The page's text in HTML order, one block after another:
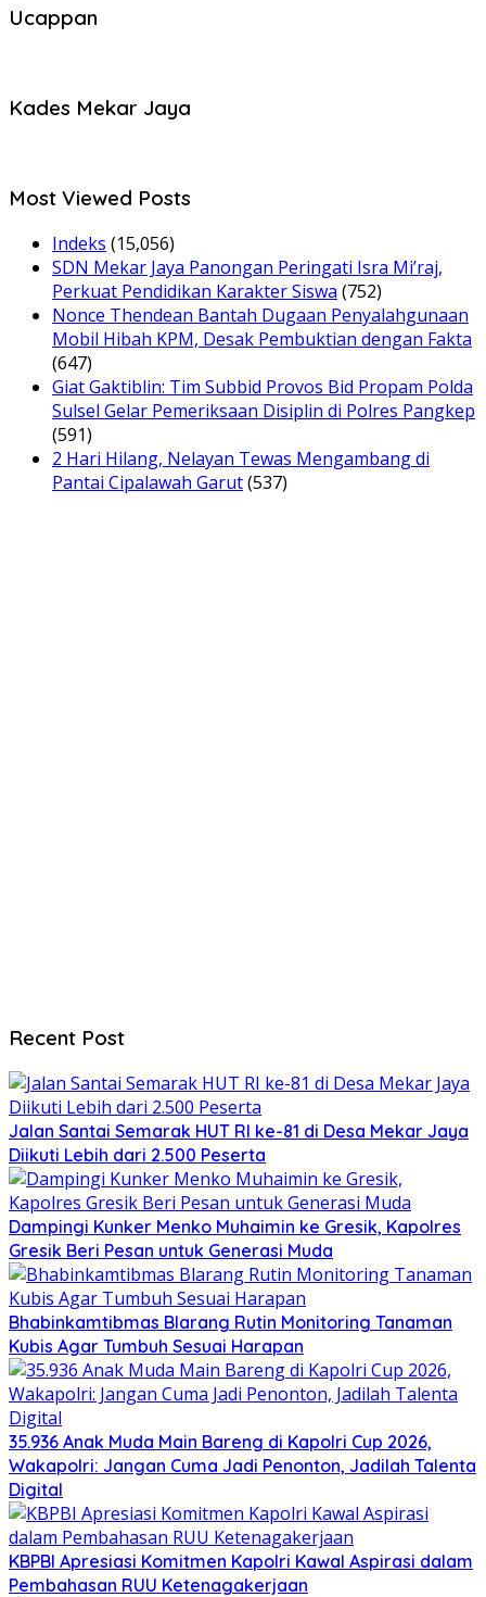
Ucappan
Kades Mekar Jaya
Most Viewed Posts
Indeks (15,056)
SDN Mekar Jaya Panongan Peringati Isra Mi’raj,
Perkuat Pendidikan Karakter Siswa (752)
Nonce Thendean Bantah Dugaan Penyalahgunaan
Mobil Hibah KPM, Desak Pembuktian dengan Fakta
(647)
Giat Gaktiblin: Tim Subbid Provos Bid Propam Polda
Sulsel Gelar Pemeriksaan Disiplin di Polres Pangkep
(591)
2 Hari Hilang, Nelayan Tewas Mengambang di
Pantai Cipalawah Garut(537)
Recent Post
Jalan Santai Semarak HUT RI ke-81 di Desa Mekar Jaya
Diikuti Lebih dari 2.500 Peserta
Dampingi Kunker Menko Muhaimin ke Gresik, Kapolres
Gresik Beri Pesan untuk Generasi Muda
Bhabinkamtibmas Blarang Rutin Monitoring Tanaman
Kubis Agar Tumbuh Sesuai Harapan
35.936 Anak Muda Main Bareng di Kapolri Cup 2026,
Wakapolri: Jangan Cuma Jadi Penonton, Jadilah Talenta
Digital
KBPBI Apresiasi Komitmen Kapolri Kawal Aspirasi dalam
Pembahasan RUU Ketenagakerjaan